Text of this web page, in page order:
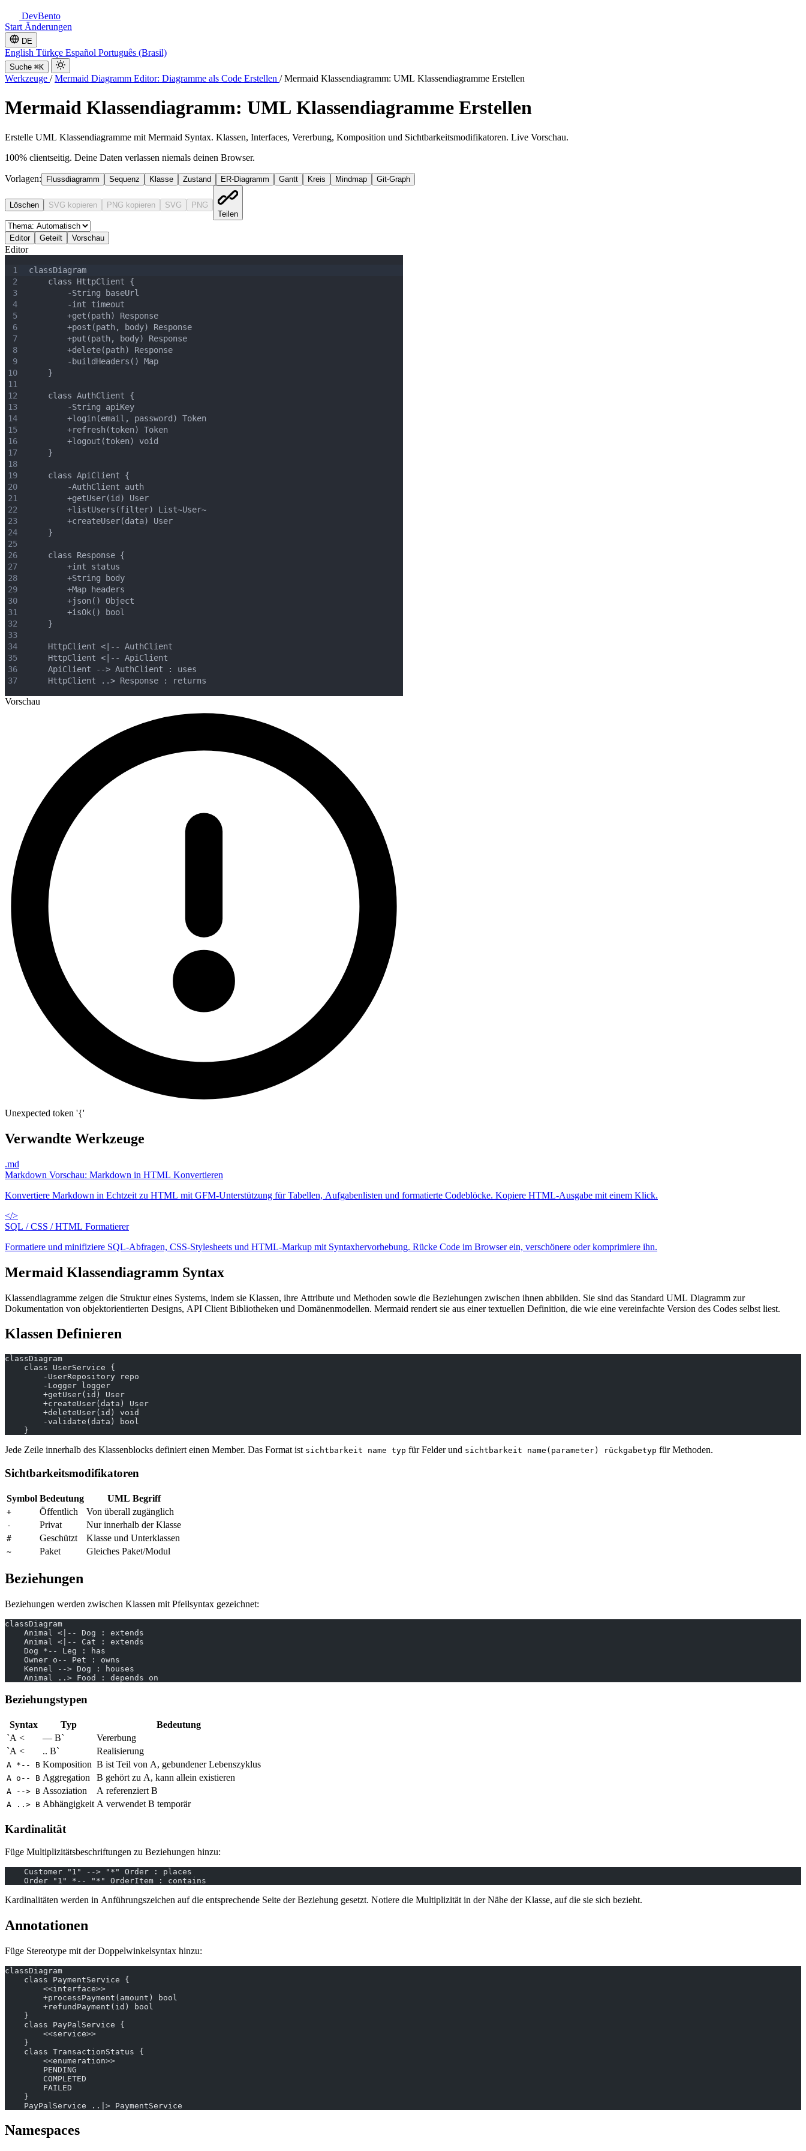
DevBento
Start Änderungen
DE
English Türkçe Español Português (Brasil)
Suche ⌘K
Werkzeuge / Mermaid Diagramm Editor: Diagramme als Code Erstellen / Mermaid Klassendiagramm: UML Klassendiagramme Erstellen
Mermaid Klassendiagramm: UML Klassendiagramme Erstellen
Erstelle UML Klassendiagramme mit Mermaid Syntax. Klassen, Interfaces, Vererbung, Komposition und Sichtbarkeitsmodifikatoren. Live Vorschau.
100% clientseitig. Deine Daten verlassen niemals deinen Browser.
Vorlagen: Flussdiagramm Sequenz Klasse Zustand ER-Diagramm Gantt Kreis Mindmap Git-Graph
Löschen SVG kopieren PNG kopieren SVG
PNG
Teilen
Editor Geteilt Vorschau
Editor
1
2
3
4
5
6
7
8
9
10
11
12
13
14
15
16
17
18
19
20
21
22
23
24
25
26
27
28
29
30
31
32
33
34
35
36
37
classDiagram
    class HttpClient {
        -String baseUrl
        -int timeout
        +get(path) Response
        +post(path, body) Response
        +put(path, body) Response
        +delete(path) Response
        -buildHeaders() Map
    }
    class AuthClient {
        -String apiKey
        +login(email, password) Token
        +refresh(token) Token
        +logout(token) void
    }
    class ApiClient {
        -AuthClient auth
        +getUser(id) User
        +listUsers(filter) List~User~
        +createUser(data) User
    }
    class Response {
        +int status
        +String body
        +Map headers
        +json() Object
        +isOk() bool
    }
    HttpClient <|-- AuthClient
    HttpClient <|-- ApiClient
    ApiClient --> AuthClient : uses
    HttpClient ..> Response : returns
Vorschau
Unexpected token '{'
Verwandte Werkzeuge
.md
Markdown Vorschau: Markdown in HTML Konvertieren
Konvertiere Markdown in Echtzeit zu HTML mit GFM-Unterstützung für Tabellen, Aufgabenlisten und formatierte Codeblöcke. Kopiere HTML-Ausgabe mit einem Klick.
</>
SQL / CSS / HTML Formatierer
Formatiere und minifiziere SQL-Abfragen, CSS-Stylesheets und HTML-Markup mit Syntaxhervorhebung. Rücke Code im Browser ein, verschönere oder komprimiere ihn.
Mermaid Klassendiagramm Syntax
Klassendiagramme zeigen die Struktur eines Systems, indem sie Klassen, ihre Attribute und Methoden sowie die Beziehungen zwischen ihnen abbilden. Sie sind das Standard UML Diagramm zur
Dokumentation von objektorientierten Designs, API Client Bibliotheken und Domänenmodellen. Mermaid rendert sie aus einer textuellen Definition, die wie eine vereinfachte Version des Codes selbst liest.
Klassen Definieren
classDiagram
    class UserService {
        -UserRepository repo
        -Logger logger
        +getUser(id) User
        +createUser(data) User
        +deleteUser(id) void
        -validate(data) bool
    }
Jede Zeile innerhalb des Klassenblocks definiert einen Member. Das Format ist sichtbarkeit name typ für Felder und sichtbarkeit name(parameter) rückgabetyp für Methoden.
Sichtbarkeitsmodifikatoren
Symbol Bedeutung UML Begriff
+ Öffentlich Von überall zugänglich
- Privat Nur innerhalb der Klasse
# Geschützt Klasse und Unterklassen
~ Paket Gleiches Paket/Modul
Beziehungen
Beziehungen werden zwischen Klassen mit Pfeilsyntax gezeichnet:
classDiagram
    Animal <|-- Dog : extends
    Animal <|-- Cat : extends
    Dog *-- Leg : has
    Owner o-- Pet : owns
    Kennel --> Dog : houses
    Animal ..> Food : depends on
Beziehungstypen
Syntax Typ
Bedeutung
`A <
— B`
Vererbung
`A <
.. B` Realisierung
A *-- B Komposition B ist Teil von A, gebundener Lebenszyklus
A o-- B Aggregation B gehört zu A, kann allein existieren
A --> B Assoziation A referenziert B
A ..> B Abhängigkeit A verwendet B temporär
Kardinalität
Füge Multiplizitätsbeschriftungen zu Beziehungen hinzu:
    Customer "1" --> "*" Order : places
    Order "1" *-- "*" OrderItem : contains
Kardinalitäten werden in Anführungszeichen auf die entsprechende Seite der Beziehung gesetzt. Notiere die Multiplizität in der Nähe der Klasse, auf die sie sich bezieht.
Annotationen
Füge Stereotype mit der Doppelwinkelsyntax hinzu:
classDiagram
    class PaymentService {
        <<interface>>
        +processPayment(amount) bool
        +refundPayment(id) bool
    }
    class PayPalService {
        <<service>>
    }
    class TransactionStatus {
        <<enumeration>>
        PENDING
        COMPLETED
        FAILED
    }
    PayPalService ..|> PaymentService
Namespaces